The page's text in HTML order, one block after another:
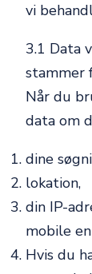
vi
3.1 Data
stammer
Når du
data om
dine
lokation,
din IP-
mobile
Hvis du